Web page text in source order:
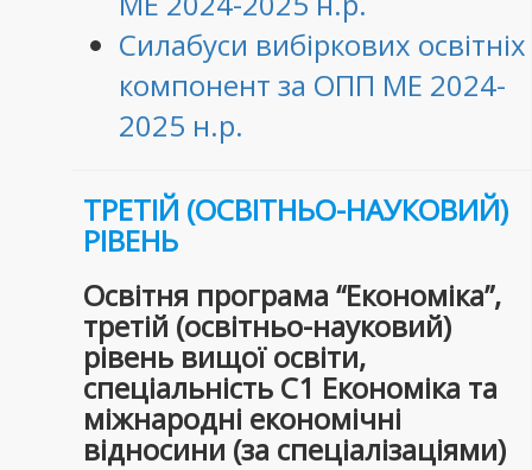
Силабуси вибіркових освітніх
компонент за ОПП МЕ 2024-
2025 н.р.
ТРЕТІЙ (ОСВІТНЬО-НАУКОВИЙ)
РІВЕНЬ
Освітня програма “Економіка”,
третій (освітньо-науковий)
рівень вищої освіти,
спеціальність С1 Економіка та
міжнародні економічні
відносини (за спеціалізаціями)